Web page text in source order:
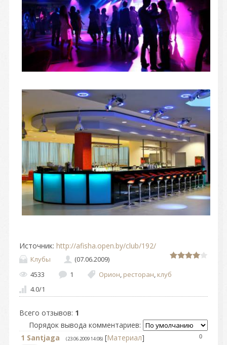
Источник: http://afisha.open.by/club/192/
Клубы
(07.06.2009)
4533
1 Орион ресторан клуб
4.0/1
Всего отзывов: 1
Порядок вывода комментариев:
0
1 Santjaga (23.06.2009 14:08) [Материал]